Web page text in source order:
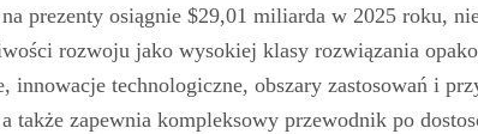
prezenty osiągnie $29,01 miliarda w 2025 roku,
rozwoju jako wysokiej klasy rozwiązania
technologiczne, obszary zastosowań i
także zapewnia kompleksowy przewodnik po